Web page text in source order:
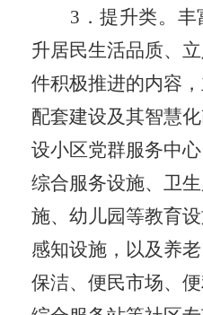
3 ．提升类。丰
升居民生活品质、
件积极推进的内容
配套建设及其智慧
设小区党群服务中
综合服务设施、卫
施、幼儿园等教育
感知设施，以及养
保洁、便民市场、